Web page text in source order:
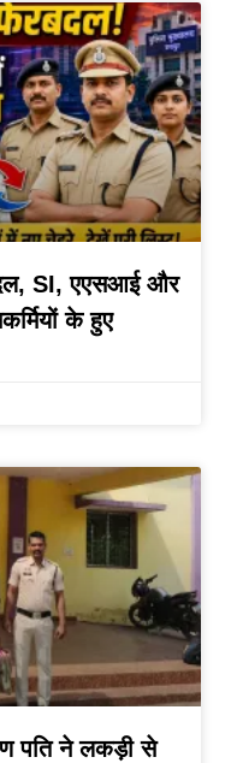
SI, एएसआई और
के हुए
पति ने लकड़ी से